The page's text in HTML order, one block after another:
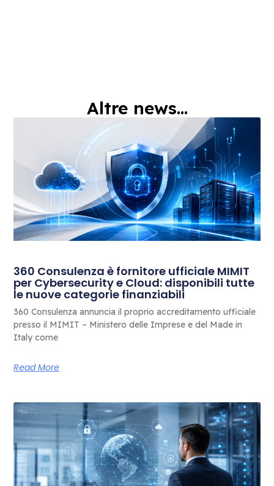
Altre news...
360 Consulenza è fornitore ufficiale MIMIT
per Cybersecurity e Cloud: disponibili tutte
le nuove categorie finanziabili
360 Consulenza annuncia il proprio accreditamento ufficiale
presso il MIMIT – Ministero delle Imprese e del Made in
Italy come
Read More